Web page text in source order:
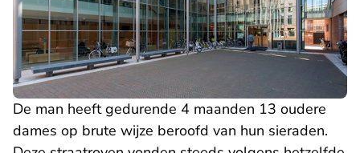
De man heeft gedurende 4 maanden 13 oudere
dames op brute wijze beroofd van hun sieraden.